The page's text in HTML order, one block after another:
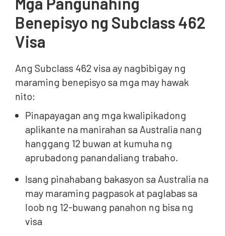
Benepisyo ng Subclass 462
Visa
Ang Subclass 462 visa ay nagbibigay ng
maraming benepisyo sa mga may hawak
nito:
Pinapayagan ang mga kwalipikadong
aplikante na manirahan sa Australia nang
hanggang 12 buwan at kumuha ng
aprubadong panandaliang trabaho.
Isang pinahabang bakasyon sa Australia na
may maraming pagpasok at paglabas sa
loob ng 12-buwang panahon ng bisa ng
visa